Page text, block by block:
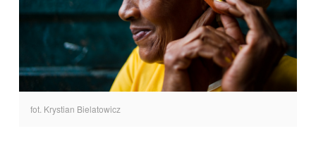
fot. Krystian Bielatowicz